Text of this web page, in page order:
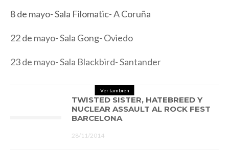
8 de mayo- Sala Filomatic- A Coruña
22 de mayo- Sala Gong- Oviedo
23 de mayo- Sala Blackbird- Santander
Ver también
TWISTED SISTER, HATEBREED Y
NUCLEAR ASSAULT AL ROCK FEST
BARCELONA
28/11/2014